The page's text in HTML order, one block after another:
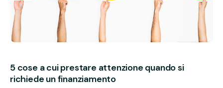
5 cose a cui prestare attenzione quando si
richiede un finanziamento